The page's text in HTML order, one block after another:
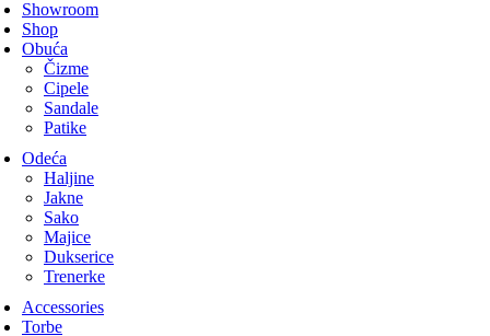
Showroom
Shop
Obuća
Čizme
Cipele
Sandale
Patike
Odeća
Haljine
Jakne
Sako
Majice
Dukserice
Trenerke
Accessories
Torbe